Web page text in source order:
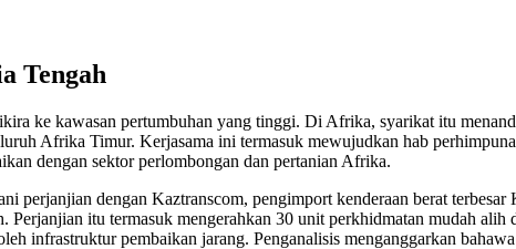
Tengah
ke kawasan pertumbuhan yang tinggi. Di Afrika, syarikat itu
Afrika Timur. Kerjasama ini termasuk mewujudkan hab
dengan sektor perlombongan dan pertanian Afrika.
perjanjian dengan Kaztranscom, pengimport kenderaan berat
Perjanjian itu termasuk mengerahkan 30 unit perkhidmatan mudah
infrastruktur pembaikan jarang. Penganalisis menganggarkan